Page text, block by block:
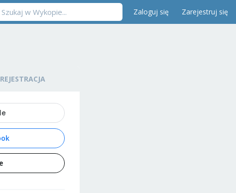
Zaloguj się Zarejestruj się
REJESTRACJA